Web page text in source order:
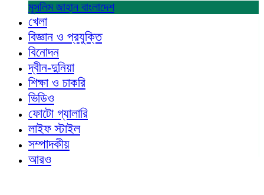
মুসলিম জাহান বাংলাদেশ
খেলা
বিজ্ঞান ও প্রযুক্তি
বিনোদন
দ্বীন-দুনিয়া
শিক্ষা ও চাকরি
ভিডিও
ফোটো গ্যালারি
লাইফ স্টাইল
সম্পাদকীয়
আরও